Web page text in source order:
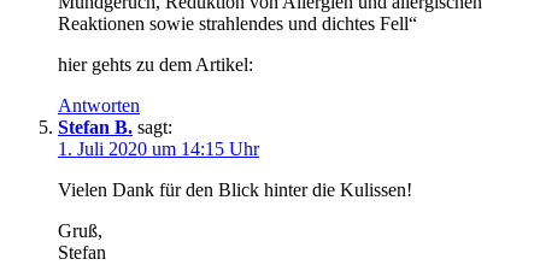
Reaktionen sowie strahlendes und dichtes Fell“
hier gehts zu dem Artikel:
Antworten
Stefan B. sagt:
1. Juli 2020 um 14:15 Uhr
Vielen Dank für den Blick hinter die Kulissen!
Gruß,
Stefan